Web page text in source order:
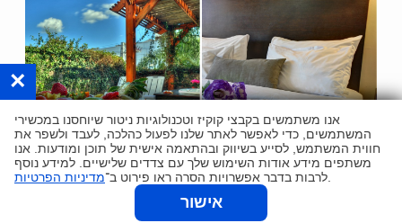
×
אנו משתמשים בקבצי קוקיז וטכנולוגיות ניטור שיוחסנו במכשירי
המשתמשים, כדי לאפשר לאתר שלנו לפעול כהלכה, לעבד ולשפר את
חווית המשתמש, לסייע בשיווק ובהתאמה אישית של תוכן ומודעות. אנו
משתפים מידע אודות השימוש שלך עם צדדים שלישיים. למידע נוסף
לרבות בדבר אפשרויות הסרה ראו פירוט ב־מדיניות הפרטיות
אישור